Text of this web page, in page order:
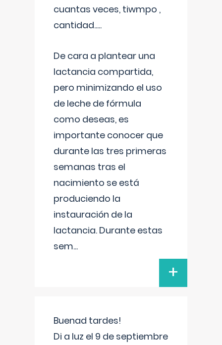
cuantas veces, tiwmpo ,
cantidad.....
De cara a plantear una
lactancia compartida,
pero minimizando el uso
de leche de fórmula
como deseas, es
importante conocer que
durante las tres primeras
semanas tras el
nacimiento se está
produciendo la
instauración de la
lactancia. Durante estas
sem...
+
Buenad tardes!
Di a luz el 9 de septiembre